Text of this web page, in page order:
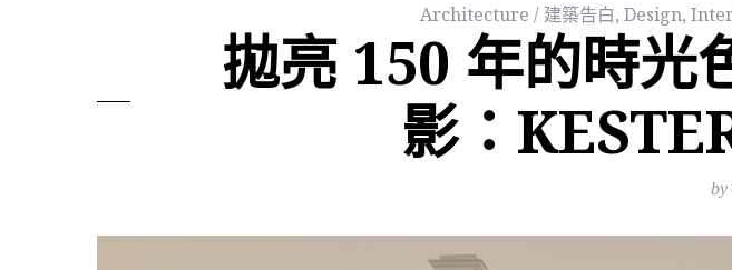
Architecture / 建築告白, Design,
拋亮 150 年的時光
影：
by